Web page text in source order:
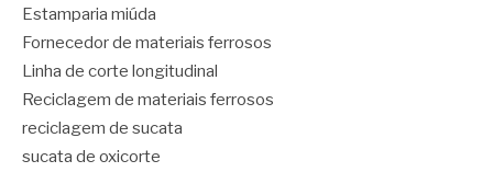
Estamparia miúda
Fornecedor de materiais ferrosos
Linha de corte longitudinal
Reciclagem de materiais ferrosos
reciclagem de sucata
sucata de oxicorte